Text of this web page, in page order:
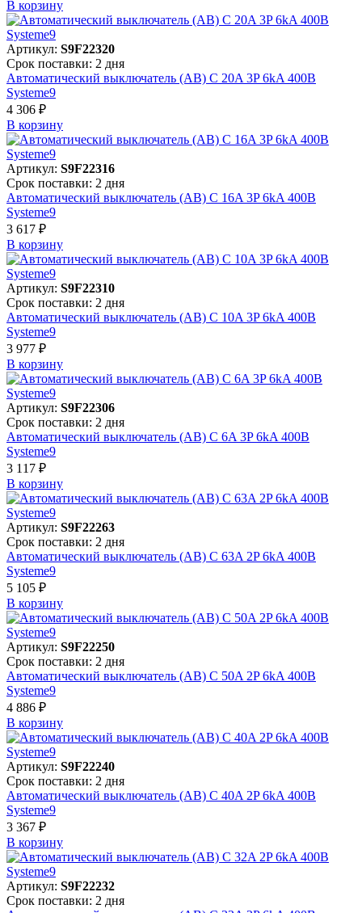
В корзинy
Артикул: S9F22320
Срок поставки: 2 дня
Автоматический выключатель (АВ) C 20A 3P 6kA 400В
Systeme9
4 306 ₽
В корзинy
Артикул: S9F22316
Срок поставки: 2 дня
Автоматический выключатель (АВ) C 16A 3P 6kA 400В
Systeme9
3 617 ₽
В корзинy
Артикул: S9F22310
Срок поставки: 2 дня
Автоматический выключатель (АВ) C 10A 3P 6kA 400В
Systeme9
3 977 ₽
В корзинy
Артикул: S9F22306
Срок поставки: 2 дня
Автоматический выключатель (АВ) C 6A 3P 6kA 400В
Systeme9
3 117 ₽
В корзинy
Артикул: S9F22263
Срок поставки: 2 дня
Автоматический выключатель (АВ) C 63A 2P 6kA 400В
Systeme9
5 105 ₽
В корзинy
Артикул: S9F22250
Срок поставки: 2 дня
Автоматический выключатель (АВ) C 50A 2P 6kA 400В
Systeme9
4 886 ₽
В корзинy
Артикул: S9F22240
Срок поставки: 2 дня
Автоматический выключатель (АВ) C 40A 2P 6kA 400В
Systeme9
3 367 ₽
В корзинy
Артикул: S9F22232
Срок поставки: 2 дня